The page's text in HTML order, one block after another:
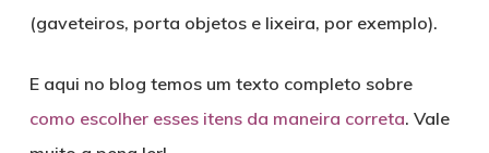
(gaveteiros, porta objetos e lixeira, por exemplo).
E aqui no blog temos um texto completo sobre
como escolher esses itens da maneira correta. Vale